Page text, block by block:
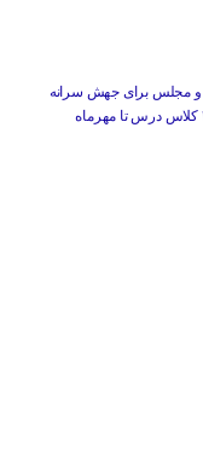
و مجلس برای جهش سرانه